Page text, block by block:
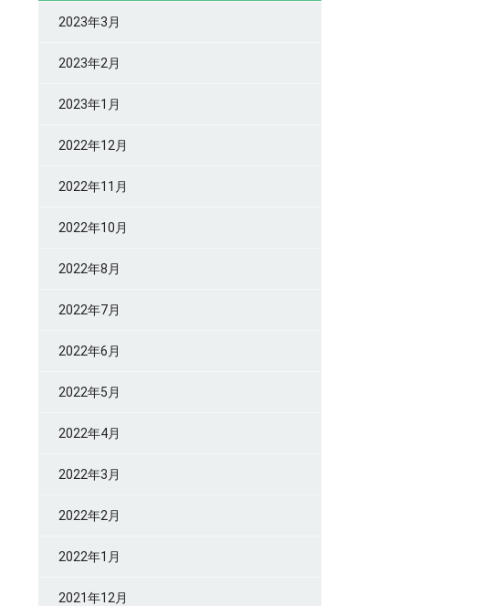
2023年3月
2023年2月
2023年1月
2022年12月
2022年11月
2022年10月
2022年8月
2022年7月
2022年6月
2022年5月
2022年4月
2022年3月
2022年2月
2022年1月
2021年12月